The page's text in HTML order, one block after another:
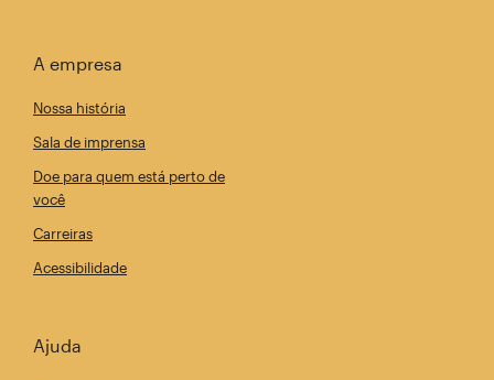
A empresa
Nossa história
Sala de imprensa
Doe para quem está perto de
você
Carreiras
Acessibilidade
Ajuda